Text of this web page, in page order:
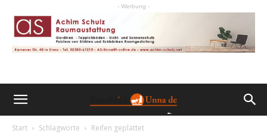
- Werbung -
Start Schlagworte Reifen geplättet